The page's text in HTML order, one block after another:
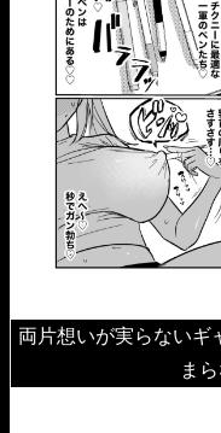
両片想いが実らないギ
ま